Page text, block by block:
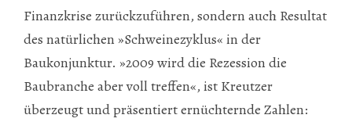
Finanzkrise zurückzuführen, sondern auch Resultat
des natürlichen »Schweinezyklus« in der
Baukonjunktur. »2009 wird die Rezession die
Baubranche aber voll treffen«, ist Kreutzer
überzeugt und präsentiert ernüchternde Zahlen: